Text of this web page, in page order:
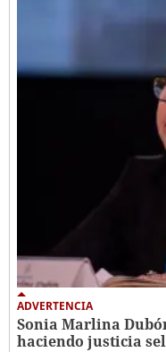
ADVERTENCIA
Sonia Marlina
haciendo justicia